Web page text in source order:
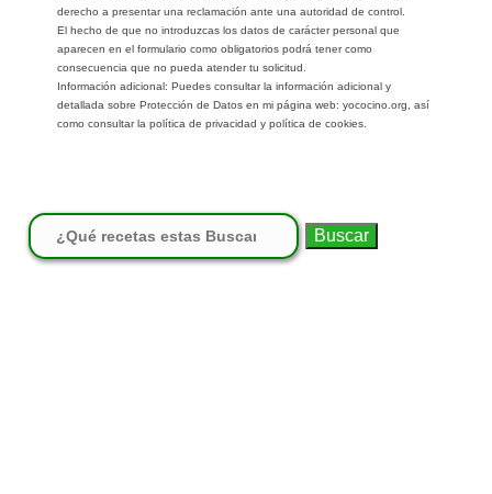
derecho a presentar una reclamación ante una autoridad de control.
El hecho de que no introduzcas los datos de carácter personal que
aparecen en el formulario como obligatorios podrá tener como
consecuencia que no pueda atender tu solicitud.
Información adicional: Puedes consultar la información adicional y
detallada sobre Protección de Datos en mi página web: yococino.org, así
como consultar la política de privacidad y política de cookies.
Buscar: